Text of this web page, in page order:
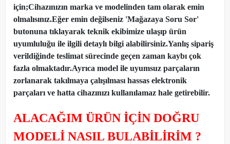
için;Cihazınızın marka ve modelinden tam olarak emin
olmalısınız.Eğer emin değilseniz 'Mağazaya Soru Sor'
butonuna tıklayarak teknik ekibimize ulaşıp ürün
uyumluluğu ile ilgili detaylı bilgi alabilirsiniz.Yanlış sipariş
verildiğinde teslimat sürecinde geçen zaman kaybı çok
fazla olmaktadır.Ayrıca model ile uyumsuz parçaların
zorlanarak takılmaya çalışılması hassas elektronik
parçaları ve hatta cihazınızı kullanılamaz hale getirebilir.
ALACAĞIM ÜRÜN İÇİN DOĞRU
MODELİ NASIL BULABİLİRİM ?